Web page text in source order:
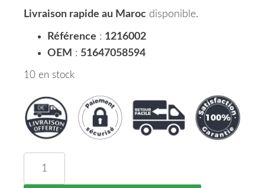
Livraison rapide au Maroc disponible.
Référence : 1216002
OEM : 51647058594
10 en stock